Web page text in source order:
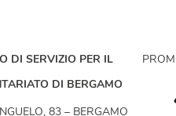
DI SERVIZIO PER IL
DI BERGAMO
83 – BERGAMO